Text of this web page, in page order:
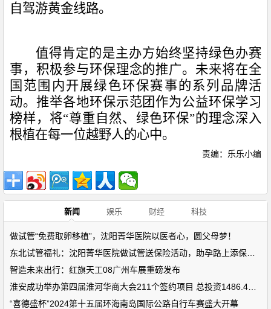
自驾游黄金线路。
值得肯定的是主办方始终坚持绿色办赛
事，积极参与环保理念的推广。未来将在全
国范围内开展绿色环保赛事的系列品牌活
动。推举各地环保示范团作为公益环保学习
榜样，将“尊重自然、绿色环保”的理念深入
根植在每一位越野人的心中。
责编：乐乐小编
新闻 娱乐 财经 科技
做试管“免费取卵移植”，沈阳菁华医院以医者心，圆父母梦！
智造未来出行：红旗天工08广州车展重磅发布
“喜德盛杯”2024第十五届环海南岛国际公路自行车赛盛大开幕